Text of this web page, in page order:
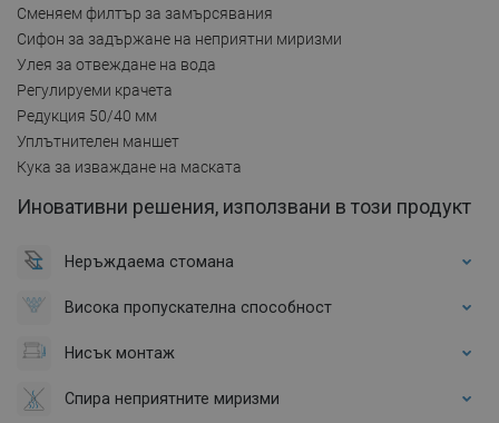
Сменяем филтър за замърсявания
Сифон за задържане на неприятни миризми
Улея за отвеждане на вода
Регулируеми крачета
Редукция 50/40 мм
Уплътнителен маншет
Кука за изваждане на маската
Иновативни решения, използвани в този продукт
Неръждаема стомана
Висока пропускателна способност
Нисък монтаж
Спира неприятните миризми